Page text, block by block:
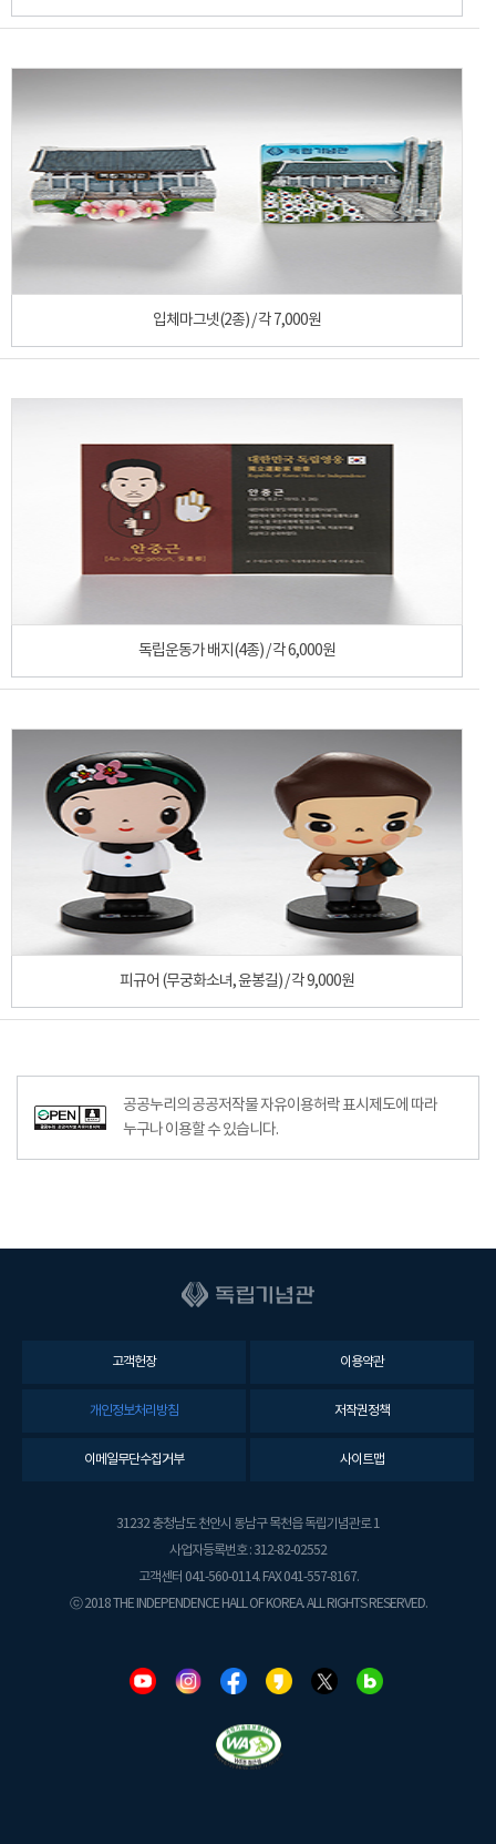
입체마그넷(2종) / 각 7,000원
독립운동가 배지(4종) / 각 6,000원
피규어 (무궁화소녀, 윤봉길) / 각 9,000원
공공누리공공저작물자유이용허락–출처표시이미지
공공누리의 공공저작물 자유이용허락 표시제도에 따라
누구나 이용할 수 있습니다.
고객헌장 이용약관
개인정보처리방침 저작권정책
이메일무단수집거부 사이트맵
31232 충청남도 천안시 동남구 목천읍 독립기념관로 1
사업자등록번호 : 312-82-02552
고객센터 041-560-0114. FAX 041-557-8167.
ⓒ 2018 THE INDEPENDENCE HALL OF KOREA. ALL RIGHTS RESERVED.